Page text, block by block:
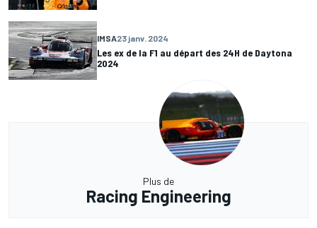
IMSA23 janv. 2024
Les ex de la F1 au départ des 24H de Daytona
2024
Plus de
Racing Engineering